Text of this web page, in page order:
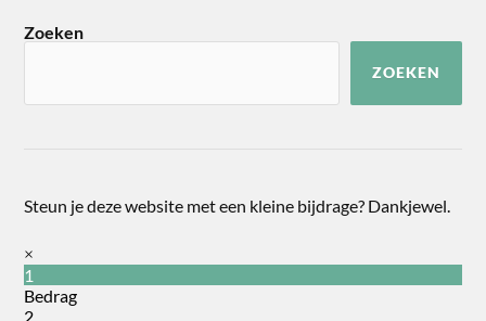
Zoeken
ZOEKEN
Steun je deze website met een kleine bijdrage? Dankjewel.